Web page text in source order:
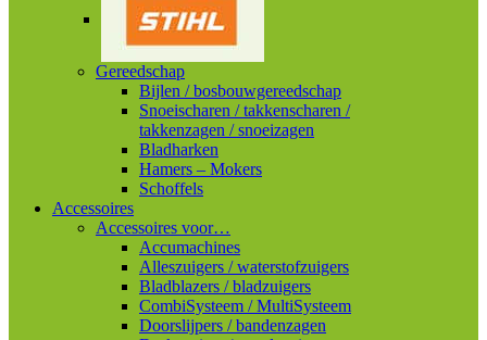
Gereedschap
Bijlen / bosbouwgereedschap
Snoeischaren / takkenscharen /
takkenzagen / snoeizagen
Bladharken
Hamers – Mokers
Schoffels
Accessoires
Accessoires voor…
Accumachines
Alleszuigers / waterstofzuigers
Bladblazers / bladzuigers
CombiSysteem / MultiSysteem
Doorslijpers / bandenzagen